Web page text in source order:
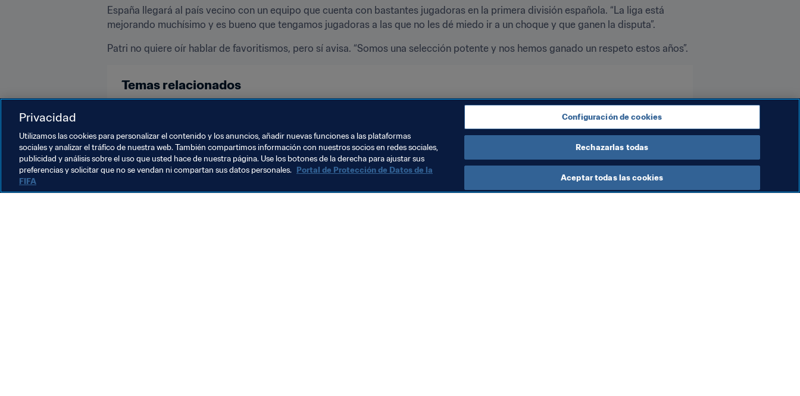
España llegará al país vecino con un equipo que cuenta con bastantes jugadoras en la primera división española. “La liga está
mejorando muchísimo y es bueno que tengamos jugadoras a las que no les dé miedo ir a un choque y que ganen la disputa”.
Patri no quiere oír hablar de favoritismos, pero sí avisa. “Somos una selección potente y nos hemos ganado un respeto estos años”.
Temas relacionados
Privacidad
Utilizamos las cookies para personalizar el contenido y los anuncios, añadir nuevas funciones a las plataformas
sociales y analizar el tráfico de nuestra web. También compartimos información con nuestros socios en redes sociales,
publicidad y análisis sobre el uso que usted hace de nuestra página. Use los botones de la derecha para ajustar sus
preferencias y solicitar que no se vendan ni compartan sus datos personales. Portal de Protección de Datos de la
FIFA
Configuración de cookies
Rechazarlas todas
Aceptar todas las cookies